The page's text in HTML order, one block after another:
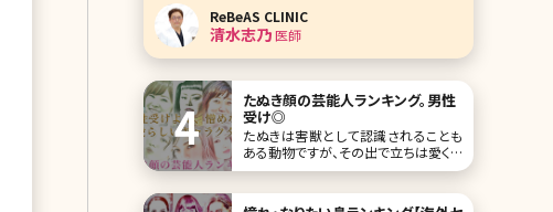
実は鼻プロテーゼを入れている人が多
いよう。しかし、同時に鼻プロテーゼは
美容整形手術の中でもトラブルが多く、
ReBeAS CLINIC
清水志乃医師
たぬき顔の芸能人ランキング。男性
受け◎
たぬきは害獣として認識されることも
ある動物ですが、その出で立ちは愛くる
しいです。また古来から日本人のそばで